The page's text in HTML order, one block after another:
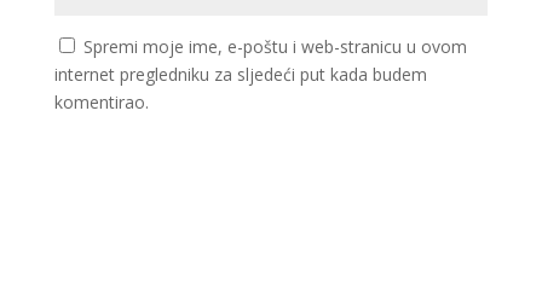
Spremi moje ime, e-poštu i web-stranicu u ovom
internet pregledniku za sljedeći put kada budem
komentirao.